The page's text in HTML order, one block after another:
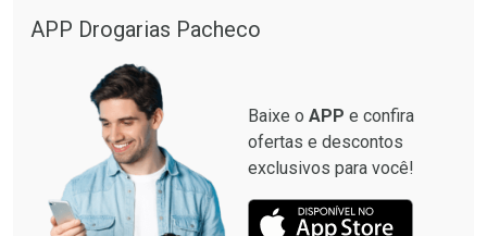
APP Drogarias Pacheco
Baixe o APP e confira
ofertas e descontos
exclusivos para você!